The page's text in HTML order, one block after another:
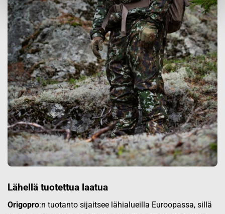
Lähellä tuotettua laatua
Origopro:n tuotanto sijaitsee lähialueilla Euroopassa, sillä